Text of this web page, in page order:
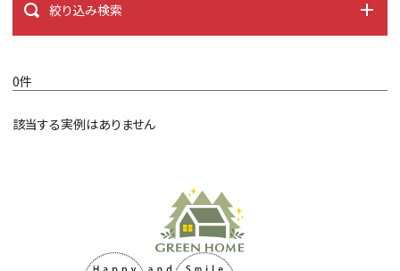
絞り込み検索
0件
該当する実例はありません